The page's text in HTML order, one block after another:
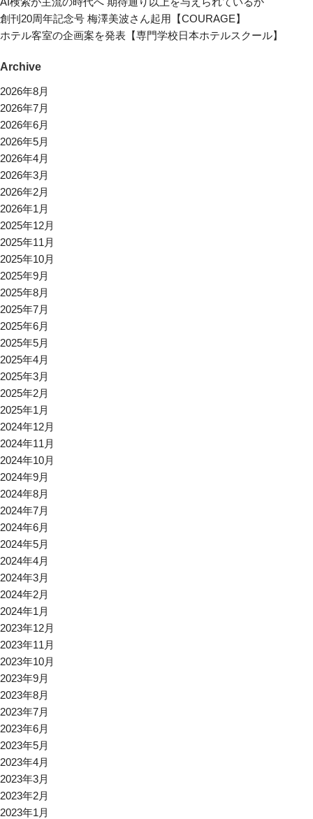
創刊20周年記念号 梅澤美波さん起用【COURAGE】
ホテル客室の企画案を発表【専門学校日本ホテルスクール】
Archive
2026年8月
2026年7月
2026年6月
2026年5月
2026年4月
2026年3月
2026年2月
2026年1月
2025年12月
2025年11月
2025年10月
2025年9月
2025年8月
2025年7月
2025年6月
2025年5月
2025年4月
2025年3月
2025年2月
2025年1月
2024年12月
2024年11月
2024年10月
2024年9月
2024年8月
2024年7月
2024年6月
2024年5月
2024年4月
2024年3月
2024年2月
2024年1月
2023年12月
2023年11月
2023年10月
2023年9月
2023年8月
2023年7月
2023年6月
2023年5月
2023年4月
2023年3月
2023年2月
2023年1月